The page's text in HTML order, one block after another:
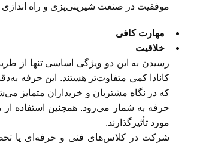
موفقیت در صنعت شیرینی‌پزی و راه اندازی
مهارت کافی
خلاقیت
رسیدن به این دو ویژگی اساسی تنها از
کانادا کمی متفاوت‌تر هستند. این حرفه
که در نگاه مشتریان و خریداران متمایز
حرفه به شمار می‌رود. همچنین استفاده از
مورد تأثیرگذارند.
شرکت در کلاس‌های فنی و حرفه‌ای یا